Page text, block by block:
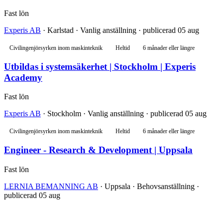
Fast lön
Experis AB · Karlstad · Vanlig anställning · publicerad 05 aug
Civilingenjörsyrken inom maskinteknik Heltid 6 månader eller längre
Utbildas i systemsäkerhet | Stockholm | Experis
Academy
Fast lön
Experis AB · Stockholm · Vanlig anställning · publicerad 05 aug
Civilingenjörsyrken inom maskinteknik Heltid 6 månader eller längre
Engineer - Research & Development | Uppsala
Fast lön
LERNIA BEMANNING AB · Uppsala · Behovsanställning ·
publicerad 05 aug